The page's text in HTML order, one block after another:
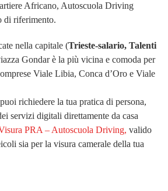
Africano, Autoscuola Driving
di riferimento.
nella capitale (Trieste-salario, Talenti
Gondar è la più vicina e comoda per
Viale Libia, Conca d’Oro e Viale
richiedere la tua pratica di persona,
servizi digitali direttamente da casa
PRA – Autoscuola Driving, valido
sia per la visura camerale della tua